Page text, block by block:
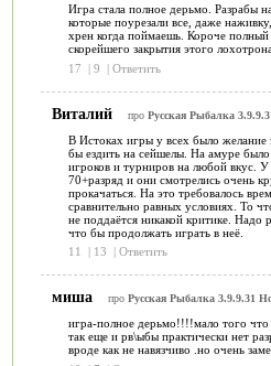
Игра стала полное дерьмо. Разрабы
которые поурезали все, даже
хрен когда поймаешь. Короче
скорейшего закрытия этого
17
| 9 | Ответить
Виталий про Русская Рыбалка
В Истоках игры у всех было желание
бы ездить на сейшелы. На амуре
игроков и турниров на любой вкус.
70+разряд и они смотрелись очень
прокачаться. На это требовалось
сравнительно равных условиях. То
не поддаётся никакой критике. Надо
что бы продолжать играть в неё.
11
| 13 | Ответить
миша про Русская Рыбалка 3.9.9.31
игра-полное дерьмо!!!!мало того
так еще и рв\ыбы практически нет
вроде как не навязчиво .но очень